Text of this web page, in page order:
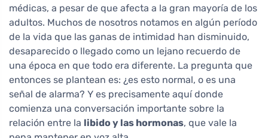
médicas, a pesar de que afecta a la gran mayoría de los
adultos. Muchos de nosotros notamos en algún período
de la vida que las ganas de intimidad han disminuido,
desaparecido o llegado como un lejano recuerdo de
una época en que todo era diferente. La pregunta que
entonces se plantean es: ¿es esto normal, o es una
señal de alarma? Y es precisamente aquí donde
comienza una conversación importante sobre la
relación entre la libido y las hormonas, que vale la